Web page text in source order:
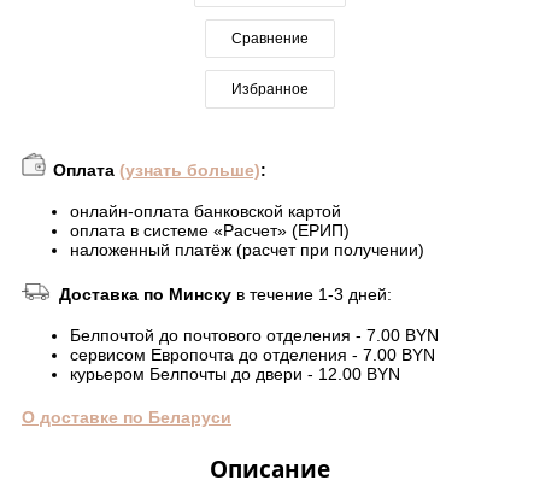
Сравнение
Избранное
Оплата (узнать больше):
онлайн-оплата банковской картой
оплата в системе «Расчет» (ЕРИП)
наложенный платёж (расчет при получении)
Доставка по Минску в течение 1-3 дней:
Белпочтой до почтового отделения - 7.00 BYN
сервисом Европочта до отделения - 7.00 BYN
курьером Белпочты до двери - 12.00 BYN
О доставке по Беларуси
Описание